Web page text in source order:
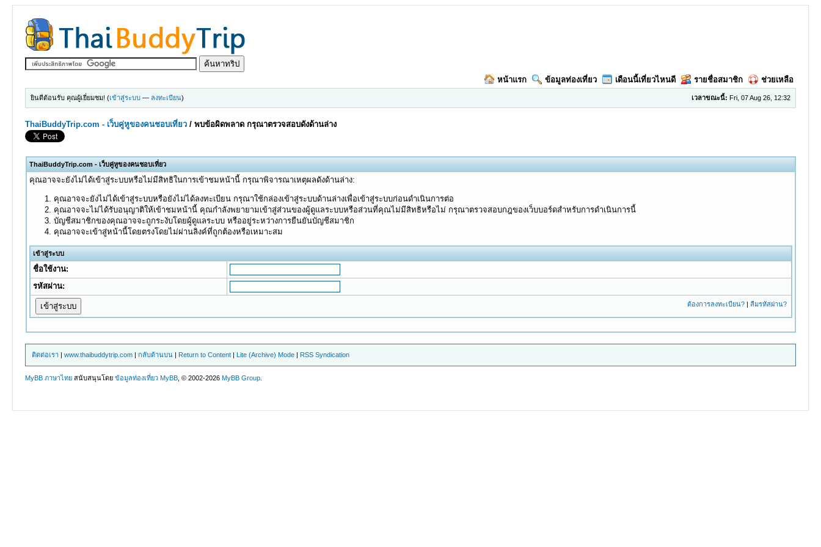
หน้าแรก ข้อมูลท่องเที่ยว เดือนนี้เที่ยวไหนดี รายชื่อสมาชิก ช่วยเหลือ
เวลาขณะนี้: Fri, 07 Aug 26, 12:32
ยินดีต้อนรับ คุณผู้เยี่ยมชม! (เข้าสู่ระบบ — ลงทะเบียน)
ThaiBuddyTrip.com - เว็บคู่หูของคนชอบเที่ยว /พบข้อผิดพลาด กรุณาตรวจสอบดังด้านล่าง
ThaiBuddyTrip.com - เว็บคู่หูของคนชอบเที่ยว
คุณอาจจะยังไม่ได้เข้าสู่ระบบหรือไม่มีสิทธิในการเข้าชมหน้านี้ กรุณาพิจารณาเหตุผลดังด้านล่าง:
คุณอาจจะยังไม่ได้เข้าสู่ระบบหรือยังไม่ได้ลงทะเบียน กรุณาใช้กล่องเข้าสู่ระบบด้านล่างเพื่อเข้าสู่ระบบก่อนดำเนินการต่อ
คุณอาจจะไม่ได้รับอนุญาติให้เข้าชมหน้านี้ คุณกำลังพยายามเข้าสู่ส่วนของผู้ดูแลระบบหรือส่วนที่คุณไม่มีสิทธิหรือไม่ กรุณาตรวจสอบกฎของเว็บบอร์ดสำหรับการดำเนินการนี้
บัญชีสมาชิกของคุณอาจจะถูกระงับโดยผู้ดูแลระบบ หรืออยู่ระหว่างการยืนยันบัญชีสมาชิก
คุณอาจจะเข้าสู่หน้านี้โดยตรงโดยไม่ผ่านลิงค์ที่ถูกต้องหรือเหมาะสม
เข้าสู่ระบบ
ชื่อใช้งาน:
รหัสผ่าน:
ต้องการลงทะเบียน?| ลืมรหัสผ่าน?
ติดต่อเรา |www.thaibuddytrip.com |กลับด้านบน | Return to Content | Lite (Archive) Mode | RSS Syndication
MyBB ภาษาไทย สนับสนุนโดยข้อมูลท่องเที่ยว MyBB , © 2002-2026MyBB Group